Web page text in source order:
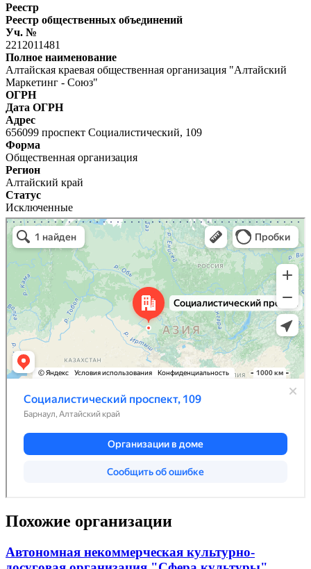
Реестр
Реестр общественных объединений
Уч. №
2212011481
Полное наименование
Алтайская краевая общественная организация "Алтайский
Маркетинг - Союз"
ОГРН
Дата ОГРН
Адрес
656099 проспект Социалистический, 109
Форма
Общественная организация
Регион
Алтайский край
Статус
Исключенные
Похожие организации
Автономная некоммерческая культурно-